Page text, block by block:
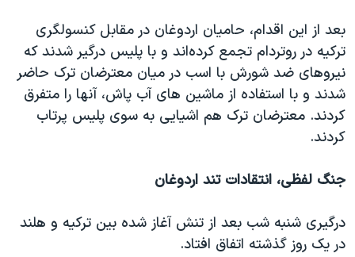
بعد از این اقدام، حامیان اردوغان در مقابل کنسولگری
ترکیه در روتردام تجمع کرده‌اند و با پلیس درگیر شدند که
نیروهای ضد شورش با اسب در میان معترضان ترک حاضر
شدند و با استفاده از ماشین های آب پاش، آنها را متفرق
کردند. معترضان ترک هم اشیایی به سوی پلیس پرتاب
کردند.
جنگ لفظی، انتقادات تند اردوغان
درگیری شنبه شب بعد از تنش آغاز شده بین ترکیه و هلند
در یک روز گذشته اتفاق افتاد.